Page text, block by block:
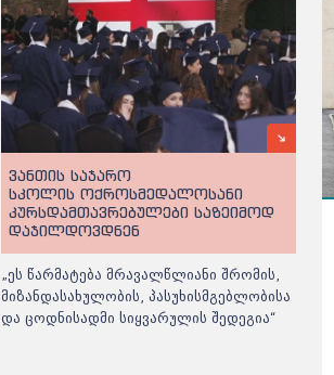
ვანთის საჯარო
სკოლის ოქროსმედალოსანი
კურსდამთავრებულები საზეიმოდ
დაჯილდოვდნენ
„ეს წარმატება მრავალწლიანი შრომის,
მიზანდასახულობის, პასუხისმგებლობისა
და ცოდნისადმი სიყვარულის შედეგია“